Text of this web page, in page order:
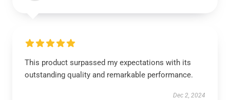
This product surpassed my expectations with its
outstanding quality and remarkable performance.
Dec 2, 2024